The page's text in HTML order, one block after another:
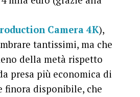
Camera 4K),
tantissimi, ma che
della metà rispetto
presa più economica di
finora disponibile, che